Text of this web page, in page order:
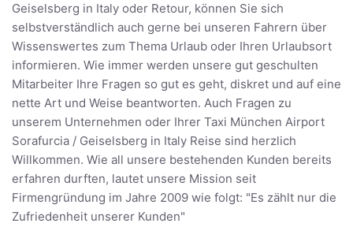
Geiselsberg in Italy oder Retour, können Sie sich
selbstverständlich auch gerne bei unseren Fahrern über
Wissenswertes zum Thema Urlaub oder Ihren Urlaubsort
informieren. Wie immer werden unsere gut geschulten
Mitarbeiter Ihre Fragen so gut es geht, diskret und auf eine
nette Art und Weise beantworten. Auch Fragen zu
unserem Unternehmen oder Ihrer Taxi München Airport
Sorafurcia / Geiselsberg in Italy Reise sind herzlich
Willkommen. Wie all unsere bestehenden Kunden bereits
erfahren durften, lautet unsere Mission seit
Firmengründung im Jahre 2009 wie folgt: "Es zählt nur die
Zufriedenheit unserer Kunden"